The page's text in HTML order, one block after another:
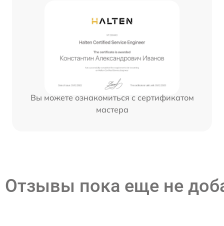
Вы можете ознакомиться с сертификатом
мастера
Отзывы пока еще не